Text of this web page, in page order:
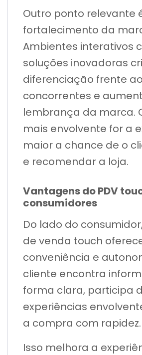
Outro ponto relevante
fortalecimento da
Ambientes interativos
soluções inovadoras
diferenciação frente
concorrentes e
lembrança da marca.
mais envolvente for a
maior a chance de o
e recomendar a loja.
Vantagens do PDV
consumidores
Do lado do
de venda touch
conveniência e
cliente encontra
forma clara, participa
experiências
a compra com rapidez.
Isso melhora a